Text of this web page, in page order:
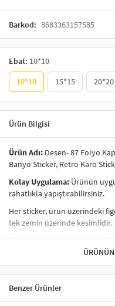
Barkod: 8683363157585
Ebat: 10*10
10*10
15*15 20*20
Ürün Bilgisi
Ürün Adı: Desen- 87 Folyo
Banyo Sticker, Retro Karo
Kolay Uygulama: Ürünün
rahatlıkla yapıştırabilirsiniz.
Her sticker, ürün üzerindeki
tek zemin üzerinde kesimlidir.
Ayna, dolap, cam, kapı ve
ayırarak yapıştırabilirsiniz.
İç mekan kullanımına uygundur.
Benzer Ürünler